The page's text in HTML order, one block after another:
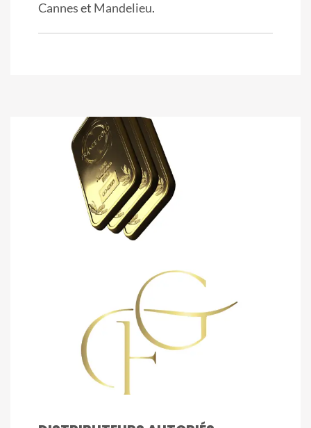
Canneset Mandelieu.